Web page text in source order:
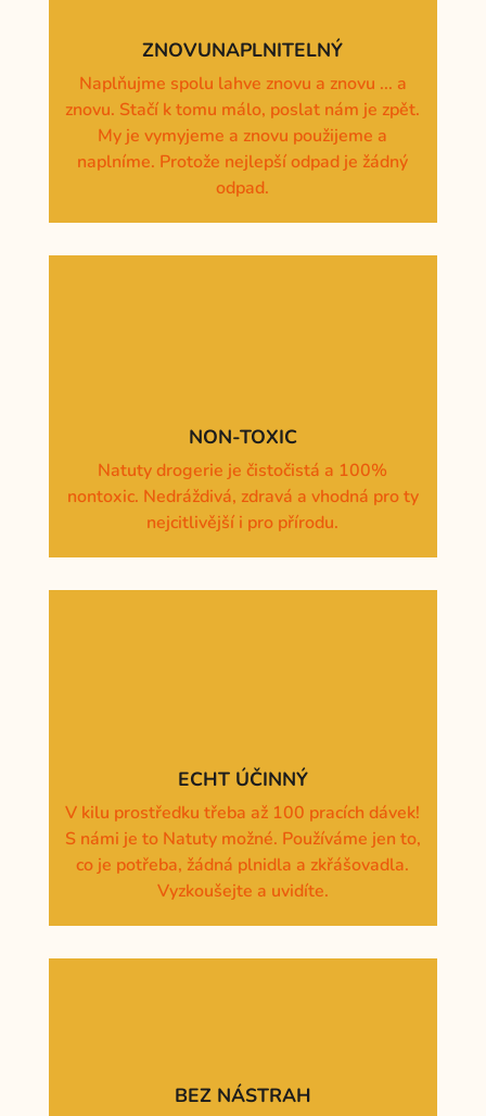
ZNOVUNAPLNITELNÝ
Naplňujme spolu lahve znovu a znovu ... a
znovu. Stačí k tomu málo, poslat nám je zpět.
My je vymyjeme a znovu použijeme a
naplníme. Protože nejlepší odpad je žádný
odpad.
NON-TOXIC
Natuty drogerie je čistočistá a 100%
nontoxic. Nedráždivá, zdravá a vhodná pro ty
nejcitlivější i pro přírodu.
ECHT ÚČINNÝ
V kilu prostředku třeba až 100 pracích dávek!
S námi je to Natuty možné. Používáme jen to,
co je potřeba, žádná plnidla a zkřášovadla.
Vyzkoušejte a uvidíte.
BEZ NÁSTRAH